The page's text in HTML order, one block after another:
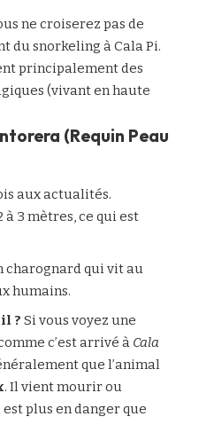
ne croiserez pas de
du snorkeling à Cala Pi.
principalement des
(vivant en haute
(Requin Peau
aux actualités.
3 mètres, ce qui est
charognard qui vit au
humains.
? Si vous voyez une
c’est arrivé à Cala
que l’animal
. Il vient mourir ou
plus en danger que